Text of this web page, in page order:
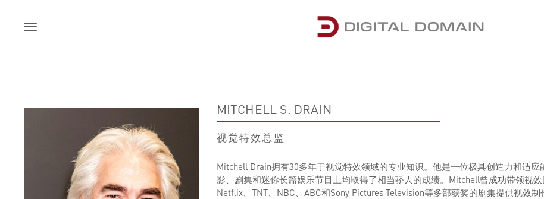
content
MITCHELL S. DRAIN
视觉特效总监
Mitchell Drain拥有30多年于视觉特效领域的专业知识。他是一位极具创造力和适
影、剧集和迷你长篇娱乐节目上均取得了相当骄人的成绩。Mitchell曾成功带领视
Netflix、TNT、NBC、ABC和Sony Pictures Television等多部获奖的剧集提供视效制